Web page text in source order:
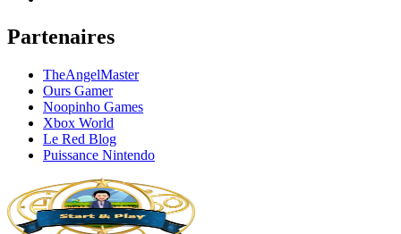
Partenaires
TheAngelMaster
Ours Gamer
Noopinho Games
Xbox World
Le Red Blog
Puissance Nintendo